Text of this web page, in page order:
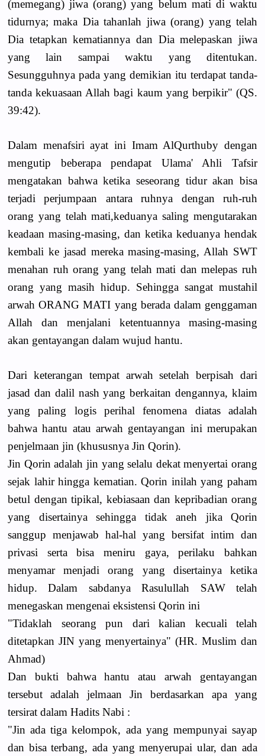
(memegang) jiwa (orang) yang belum mati di waktu
tidurnya; maka Dia tahanlah jiwa (orang) yang telah
Dia tetapkan kematiannya dan Dia melepaskan jiwa
yang lain sampai waktu yang ditentukan.
Sesungguhnya pada yang demikian itu terdapat tanda-
tanda kekuasaan Allah bagi kaum yang berpikir" (QS.
39:42).
Dalam menafsiri ayat ini Imam AlQurthuby dengan
mengutip beberapa pendapat Ulama' Ahli Tafsir
mengatakan bahwa ketika seseorang tidur akan bisa
terjadi perjumpaan antara ruhnya dengan ruh-ruh
orang yang telah mati,keduanya saling mengutarakan
keadaan masing-masing, dan ketika keduanya hendak
kembali ke jasad mereka masing-masing, Allah SWT
menahan ruh orang yang telah mati dan melepas ruh
orang yang masih hidup. Sehingga sangat mustahil
arwah ORANG MATI yang berada dalam genggaman
Allah dan menjalani ketentuannya masing-masing
akan gentayangan dalam wujud hantu.
Dari keterangan tempat arwah setelah berpisah dari
jasad dan dalil nash yang berkaitan dengannya, klaim
yang paling logis perihal fenomena diatas adalah
bahwa hantu atau arwah gentayangan ini merupakan
penjelmaan jin (khususnya Jin Qorin).
Jin Qorin adalah jin yang selalu dekat menyertai orang
sejak lahir hingga kematian. Qorin inilah yang paham
betul dengan tipikal, kebiasaan dan kepribadian orang
yang disertainya sehingga tidak aneh jika Qorin
sanggup menjawab hal-hal yang bersifat intim dan
privasi serta bisa meniru gaya, perilaku bahkan
menyamar menjadi orang yang disertainya ketika
hidup. Dalam sabdanya Rasulullah SAW telah
menegaskan mengenai eksistensi Qorin ini
"Tidaklah seorang pun dari kalian kecuali telah
ditetapkan JIN yang menyertainya" (HR. Muslim dan
Ahmad)
Dan bukti bahwa hantu atau arwah gentayangan
tersebut adalah jelmaan Jin berdasarkan apa yang
tersirat dalam Hadits Nabi :
"Jin ada tiga kelompok, ada yang mempunyai sayap
dan bisa terbang, ada yang menyerupai ular, dan ada